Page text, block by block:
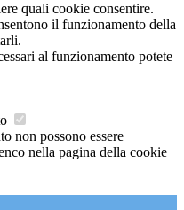
quali cookie consentire.
il funzionamento della
al funzionamento potete
non possono essere
nella pagina della cookie